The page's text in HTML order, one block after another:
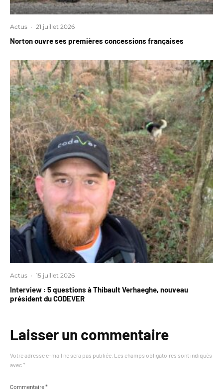
Actus · 21 juillet 2026
Norton ouvre ses premières concessions françaises
Actus · 15 juillet 2026
Interview : 5 questions à Thibault Verhaeghe, nouveau
président du CODEVER
Laisser un commentaire
Votre adresse e-mail ne sera pas publiée. Les champs obligatoires sont indiqués
avec *
Commentaire*